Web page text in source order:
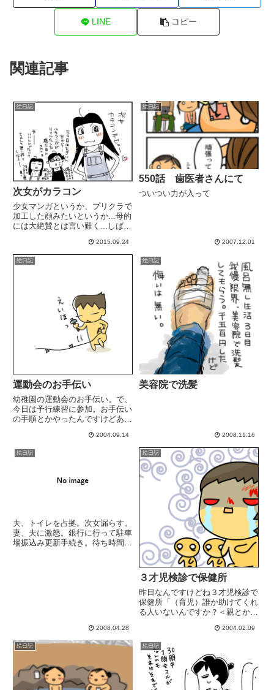
LINE コピー
関連記事
絵日記
次女がカラコン
少女マンガというか、プリクラで
加工した顔みたいというか...母的
には大絶賛とは言い難く...しばら
(1dayタイプ)使ったら満足したの
か「メンドクサイ」的な発言が出
だした(｡･ε･｡)
2015.09.24
絵日記
550話 歯医者さんにて
ついつい力が入って
2007.12.01
絵日記
運動会のお手伝い
幼稚園の運動会のお手伝い。で、
今日は予行練習に参加。お手伝い
の手順とかやったんですけどあ
が、役員に気遣いしなくて済む
し、楽なんじゃぁ...？てなくらい
な、ちょっとしたお手伝いでし
2004.09.14
絵日記
美容院で洗髪
2008.11.16
絵日記
夫、トイレを占拠。次女漏らす。
妻、夫に激怒。銀行に行って駐車
場振込み更新手続き。待ち時間長
2008.04.28
絵日記
３才児検診で保健所
昨日なんですけどね３才児検診で
保健所「（育児）誰か助けてくれ
る人いないんですか？＜親とか夫
１人でテンパッテます。何度も聞
くな。凹む。私ゃ365日24時間4
人連れて歩いてるんだよ。幼稚園
に上2人が入ってるから随分...
2004.02.09
絵日記 絵日記